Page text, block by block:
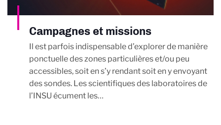
Campagnes et missions
Il est parfois indispensable d’explorer de manière
ponctuelle des zones particulières et/ou peu
accessibles, soit en s’y rendant soit en y envoyant
des sondes. Les scientifiques des laboratoires de
l’INSU écument les…